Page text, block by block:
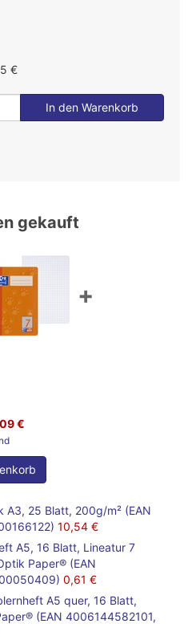
€
gekauft
+
€
A3, 25 Blatt, 200g/m² (EAN
10,54 €
A5, 16 Blatt, Lineatur 7
Paper® (EAN
0,61 €
A5 quer, 16 Blatt,
(EAN 4006144582101,